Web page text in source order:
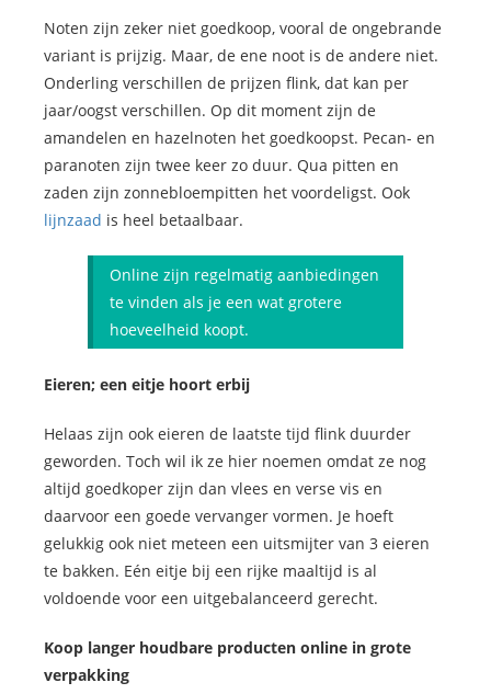
Noten zijn zeker niet goedkoop, vooral de ongebrande
variant is prijzig. Maar, de ene noot is de andere niet.
Onderling verschillen de prijzen flink, dat kan per
jaar/oogst verschillen. Op dit moment zijn de
amandelen en hazelnoten het goedkoopst. Pecan- en
paranoten zijn twee keer zo duur. Qua pitten en
zaden zijn zonnebloempitten het voordeligst. Ook
lijnzaad is heel betaalbaar.
Online zijn regelmatig aanbiedingen
te vinden als je een wat grotere
hoeveelheid koopt.
Eieren; een eitje hoort erbij
Helaas zijn ook eieren de laatste tijd flink duurder
geworden. Toch wil ik ze hier noemen omdat ze nog
altijd goedkoper zijn dan vlees en verse vis en
daarvoor een goede vervanger vormen. Je hoeft
gelukkig ook niet meteen een uitsmijter van 3 eieren
te bakken. Eén eitje bij een rijke maaltijd is al
voldoende voor een uitgebalanceerd gerecht.
Koop langer houdbare producten online in grote
verpakking